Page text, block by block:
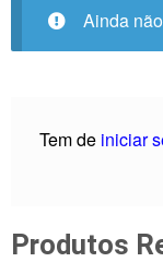
Ainda
Tem de iniciar
Produtos